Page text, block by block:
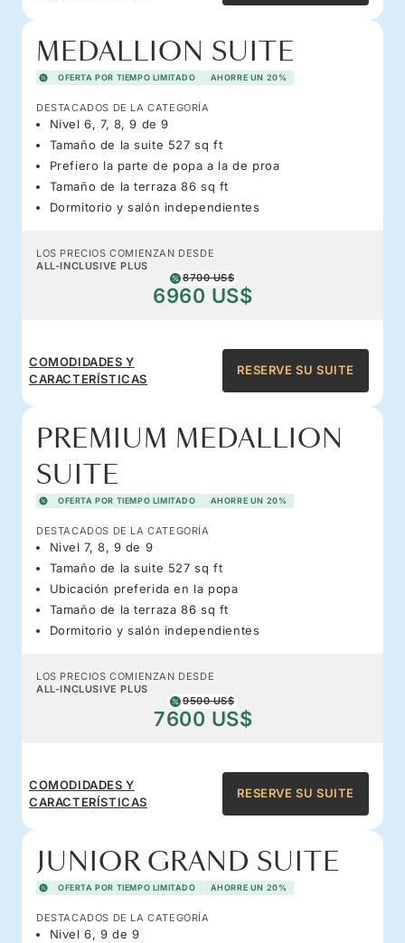
MEDALLION SUITE
OFERTA POR TIEMPO LIMITADO AHORRE UN 20%
DESTACADOS DE LA CATEGORÍA
Nivel 6, 7, 8, 9 de 9
Tamaño de la suite 527 sq ft
Prefiero la parte de popa a la de proa
Tamaño de la terraza 86 sq ft
Dormitorio y salón independientes
LOS PRECIOS COMIENZAN DESDE
ALL-INCLUSIVE PLUS
8700 US$
6960 US$
COMODIDADES Y
CARACTERÍSTICAS
RESERVE SU SUITE
PREMIUM MEDALLION
SUITE
OFERTA POR TIEMPO LIMITADO AHORRE UN 20%
DESTACADOS DE LA CATEGORÍA
Nivel 7, 8, 9 de 9
Tamaño de la suite 527 sq ft
Ubicación preferida en la popa
Tamaño de la terraza 86 sq ft
Dormitorio y salón independientes
LOS PRECIOS COMIENZAN DESDE
ALL-INCLUSIVE PLUS
9500 US$
7600 US$
COMODIDADES Y
CARACTERÍSTICAS
RESERVE SU SUITE
JUNIOR GRAND SUITE
OFERTA POR TIEMPO LIMITADO AHORRE UN 20%
DESTACADOS DE LA CATEGORÍA
Nivel 6, 9 de 9